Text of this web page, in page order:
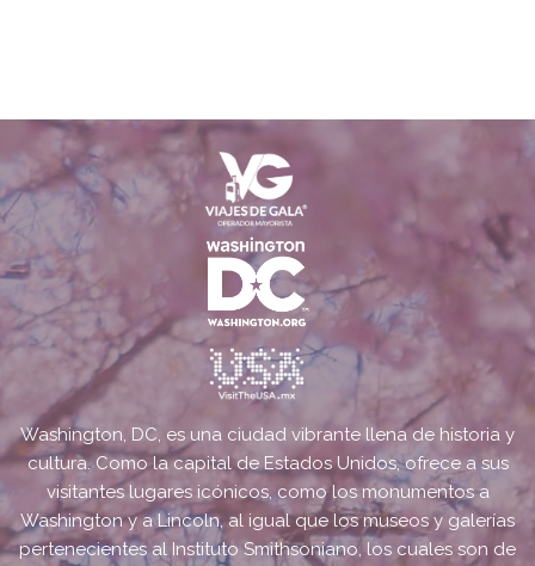
Washington, DC, es una ciudad vibrante llena de historia y
cultura. Como la capital de Estados Unidos, ofrece a sus
visitantes lugares icónicos, como los monumentos a
Washington y a Lincoln, al igual que los museos y galerías
pertenecientes al Instituto Smithsoniano, los cuales son de